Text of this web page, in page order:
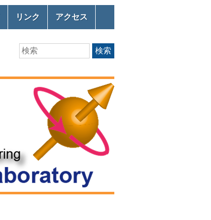
リンク アクセス
Search 検索